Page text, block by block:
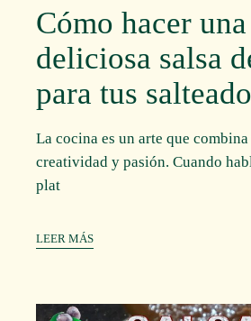
Cómo hacer una
deliciosa salsa
para tus
La cocina es un arte que
creatividad y pasión. Cuando
plat
LEER MÁS